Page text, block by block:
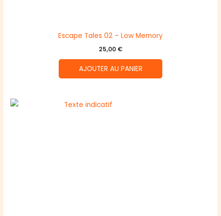
Escape Tales 02 – Low Memory
25,00 €
AJOUTER AU PANIER